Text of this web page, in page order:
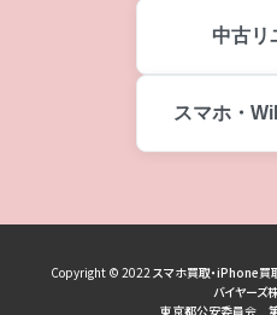
中古リ
スマホ・
Copyright © 2022スマホ買取・iPhone買
バイヤーズ
東京都公安委員会